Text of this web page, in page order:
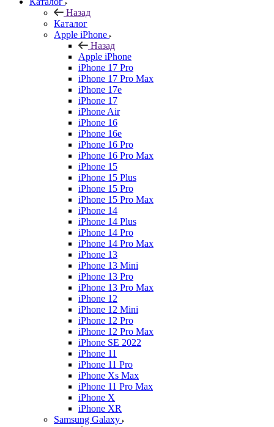
Назад
Каталог
Apple iPhone
Назад
Apple iPhone
iPhone 17 Pro
iPhone 17 Pro Max
iPhone 17e
iPhone 17
iPhone Air
iPhone 16
iPhone 16e
iPhone 16 Pro
iPhone 16 Pro Max
iPhone 15
iPhone 15 Plus
iPhone 15 Pro
iPhone 15 Pro Max
iPhone 14
iPhone 14 Plus
iPhone 14 Pro
iPhone 14 Pro Max
iPhone 13
iPhone 13 Mini
iPhone 13 Pro
iPhone 13 Pro Max
iPhone 12
iPhone 12 Mini
iPhone 12 Pro
iPhone 12 Pro Max
iPhone SE 2022
iPhone 11
iPhone 11 Pro
iPhone Xs Max
iPhone 11 Pro Max
iPhone X
iPhone XR
Samsung Galaxy